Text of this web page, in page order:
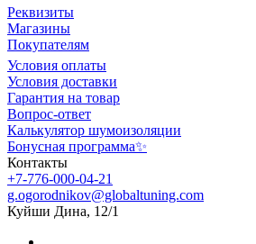
Реквизиты
Магазины
Покупателям
Условия оплаты
Условия доставки
Гарантия на товар
Вопрос-ответ
Калькулятор шумоизоляции
Бонусная программа✨
Контакты
+7-776-000-04-21
g.ogorodnikov@globaltuning.com
Куйши Дина, 12/1